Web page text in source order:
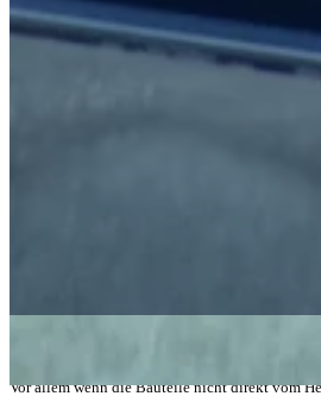
Testhäuser für elektronische Bauteile spielen
Vor allem wenn die Bauteile nicht direkt vom